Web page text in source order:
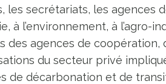
les secrétariats, les agences
à l’environnement, à l’agro-
des agences de coopération,
du secteur privé
de décarbonation et de